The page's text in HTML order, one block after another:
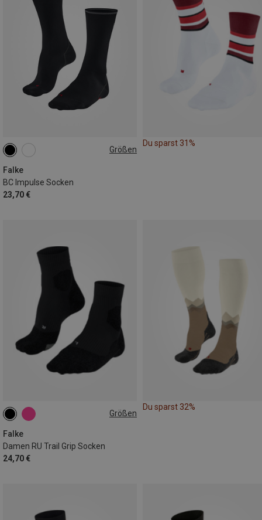
Größen
Falke
BC Impulse Socken
23,70 €
37|38
44|45
Du sparst 31%
Größen
Falke
Damen RU Trail Grip Socken
24,70 €
35|36
41|42
Du sparst 32%